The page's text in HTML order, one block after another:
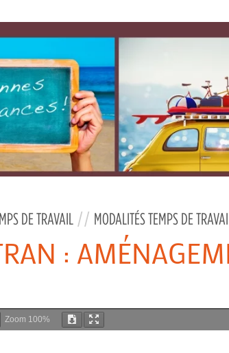
DE TRAVAIL // MODALITÉS TEMPS DE
:
Zoom 100%